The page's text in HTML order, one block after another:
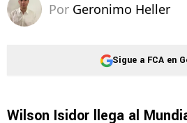
Por Geronimo Heller
Sigue a FCA en
Wilson Isidor llega al